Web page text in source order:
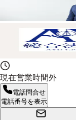
現在営業時間外
電話問合せ
電話番号を表示